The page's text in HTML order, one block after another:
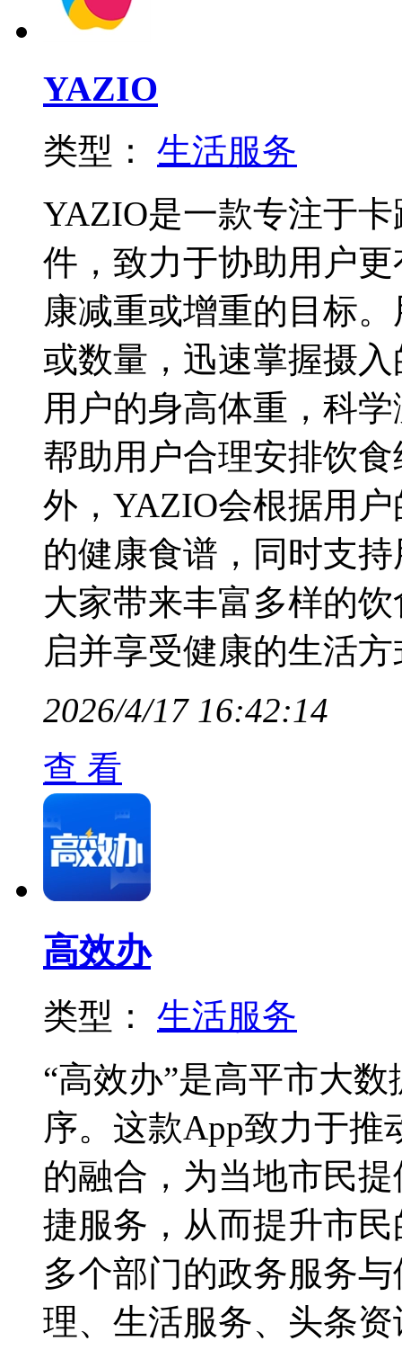
YAZIO
类型： 生活服务
YAZIO是一款专注于
件，致力于协助用户
康减重或增重的目标
或数量，迅速掌握摄
用户的身高体重，科
帮助用户合理安排饮
外，YAZIO会根据用
的健康食谱，同时支
大家带来丰富多样的
启并享受健康的生活
2026/4/17 16:42:14
查 看
高效办
类型： 生活服务
“高效办”是高平市大
序。这款App致力于
的融合，为当地市民
捷服务，从而提升市
多个部门的政务服务
理、生活服务、头条